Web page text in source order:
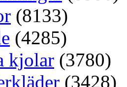
(8133)
(4285)
kjolar (3780)
(3428)